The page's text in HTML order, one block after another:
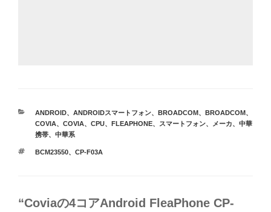
カ
テ
ゴ
ー
ANDROID、 ANDROIDスマートフォン、 BROADCOM、 BROADCOM、
COVIA、 COVIA、 CPU、 FLEAPHONE、 スマートフォン、 メーカ、 中華
携帯、 中華系
タ
BCM23550、 CP-F03A
“Coviaの4コアAndroid FleaPhone CP-